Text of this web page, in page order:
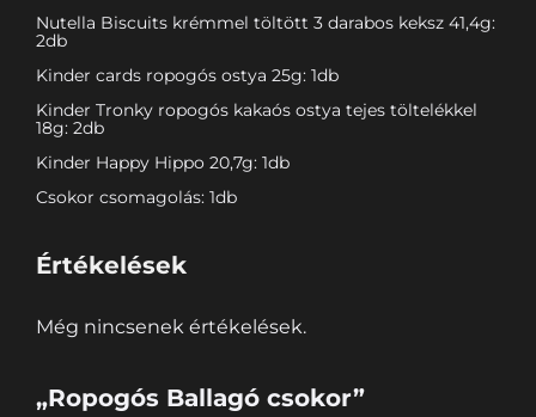
Nutella Biscuits krémmel töltött 3 darabos keksz 41,4g:
2db
Kinder cards ropogós ostya 25g: 1db
Kinder Tronky ropogós kakaós ostya tejes töltelékkel
18g: 2db
Kinder Happy Hippo 20,7g: 1db
Csokor csomagolás: 1db
Értékelések
Még nincsenek értékelések.
„Ropogós Ballagó csokor”